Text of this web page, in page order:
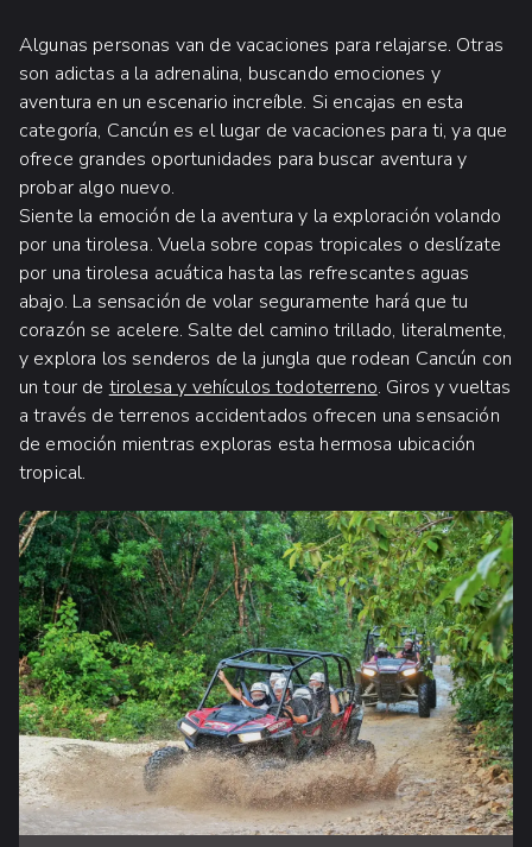
Algunas personas van de vacaciones para relajarse. Otras
son adictas a la adrenalina, buscando emociones y
aventura en un escenario increíble. Si encajas en esta
categoría, Cancún es el lugar de vacaciones para ti, ya que
ofrece grandes oportunidades para buscar aventura y
probar algo nuevo.
Siente la emoción de la aventura y la exploración volando
por una tirolesa. Vuela sobre copas tropicales o deslízate
por una tirolesa acuática hasta las refrescantes aguas
abajo. La sensación de volar seguramente hará que tu
corazón se acelere. Salte del camino trillado, literalmente,
y explora los senderos de la jungla que rodean Cancún con
un tour de tirolesa y vehículos todoterreno. Giros y vueltas
a través de terrenos accidentados ofrecen una sensación
de emoción mientras exploras esta hermosa ubicación
tropical.